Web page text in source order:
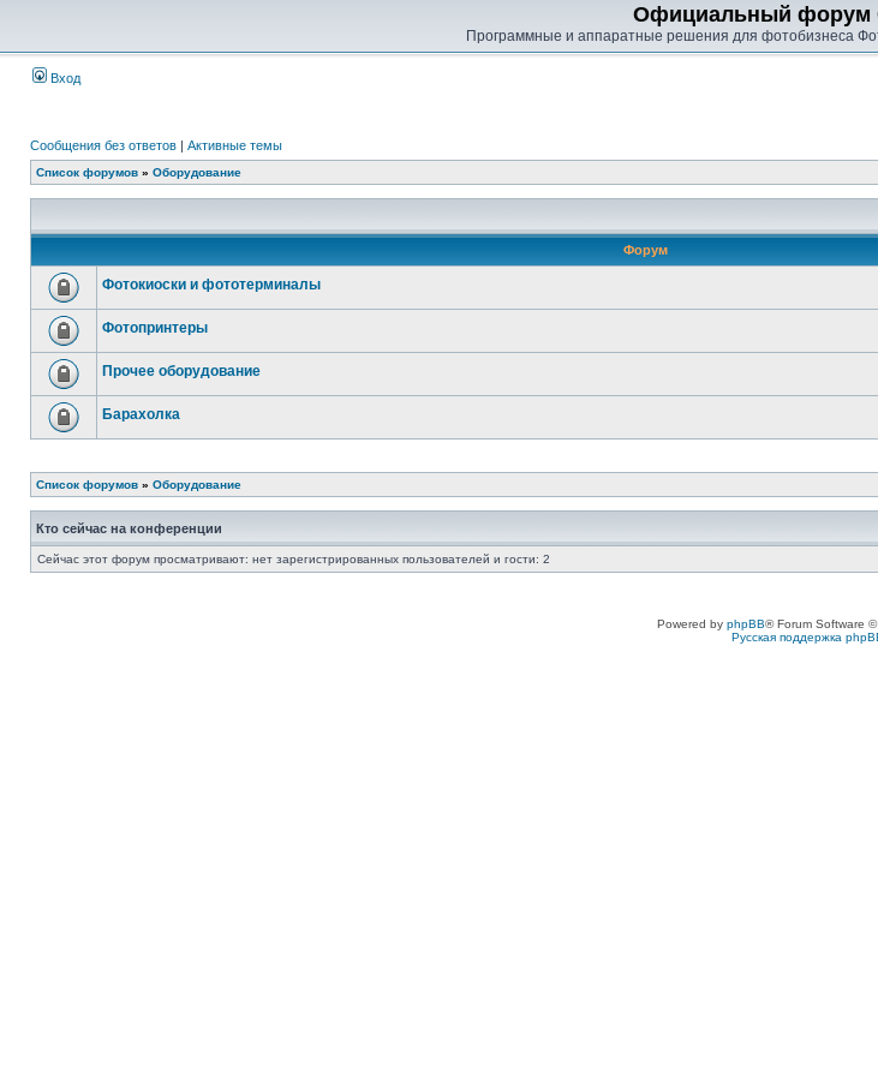
Официальный форум
Программные и аппаратные решения для фотобизнеса
Вход
Сообщения без ответов | Активные темы
Список форумов » Оборудование
Форум
Фотокиоски и фототерминалы
Фотопринтеры
Прочее оборудование
Барахолка
Список форумов » Оборудование
Кто сейчас на конференции
Сейчас этот форум просматривают: нет зарегистрированных пользователей и гости: 2
Powered by phpBB® Forum Software
Русская поддержка